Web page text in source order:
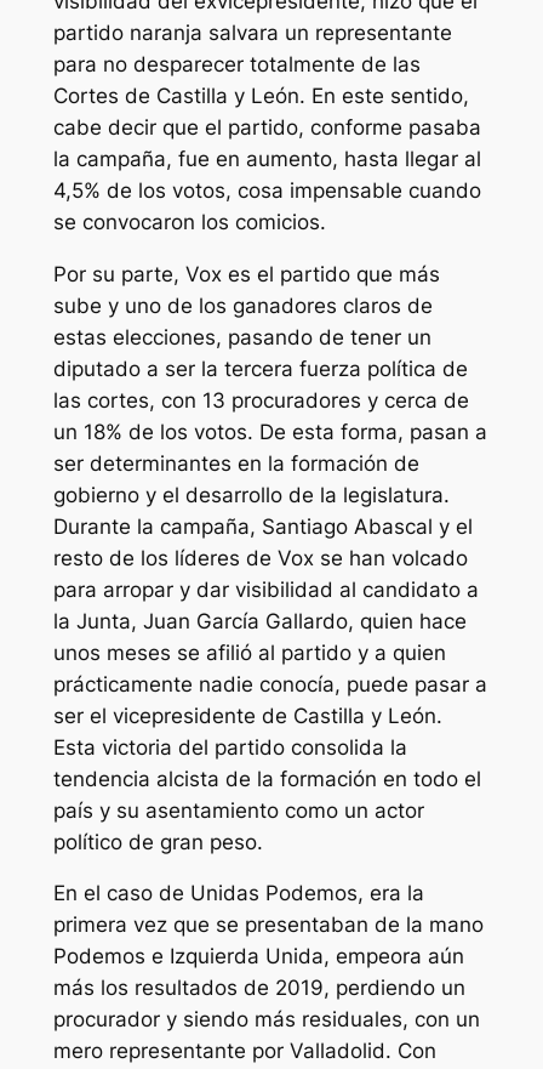
partido naranja salvara un representante
para no desparecer totalmente de las
Cortes de Castilla y León. En este sentido,
cabe decir que el partido, conforme pasaba
la campaña, fue en aumento, hasta llegar al
4,5% de los votos, cosa impensable cuando
se convocaron los comicios.
Por su parte, Vox es el partido que más
sube y uno de los ganadores claros de
estas elecciones, pasando de tener un
diputado a ser la tercera fuerza política de
las cortes, con 13 procuradores y cerca de
un 18% de los votos. De esta forma, pasan a
ser determinantes en la formación de
gobierno y el desarrollo de la legislatura.
Durante la campaña, Santiago Abascal y el
resto de los líderes de Vox se han volcado
para arropar y dar visibilidad al candidato a
la Junta, Juan García Gallardo, quien hace
unos meses se afilió al partido y a quien
prácticamente nadie conocía, puede pasar a
ser el vicepresidente de Castilla y León.
Esta victoria del partido consolida la
tendencia alcista de la formación en todo el
país y su asentamiento como un actor
político de gran peso.
En el caso de Unidas Podemos, era la
primera vez que se presentaban de la mano
Podemos e Izquierda Unida, empeora aún
más los resultados de 2019, perdiendo un
procurador y siendo más residuales, con un
mero representante por Valladolid. Con